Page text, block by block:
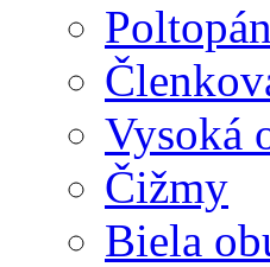
Vysoká
Čižmy
Biela